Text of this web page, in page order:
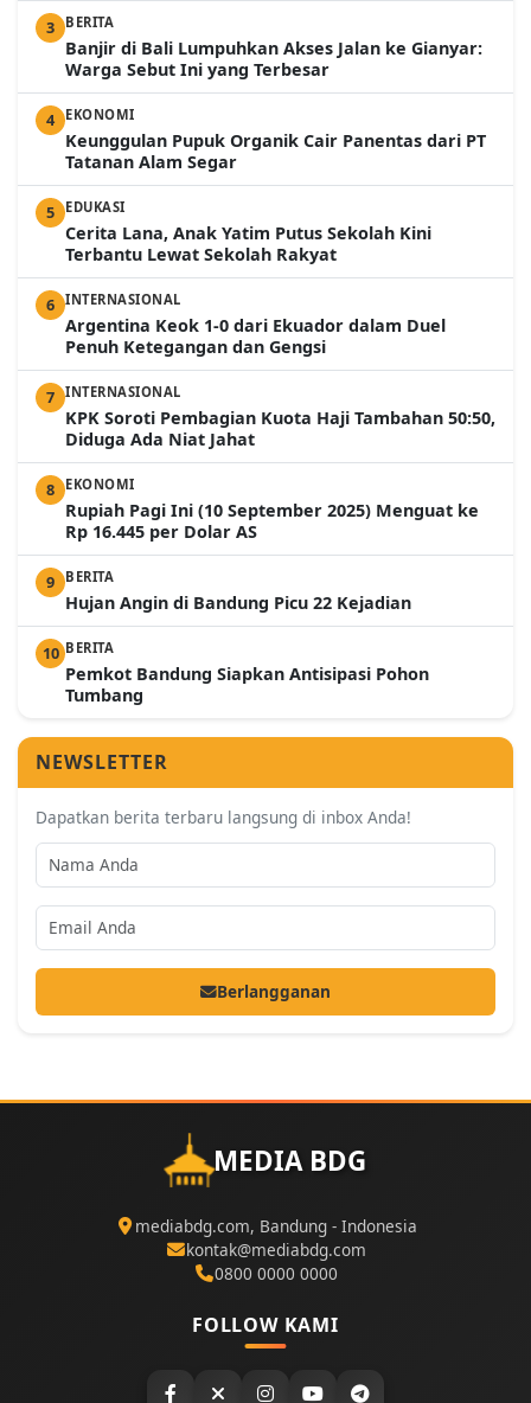
3 BERITA
Banjir di Bali Lumpuhkan Akses Jalan ke Gianyar:
Warga Sebut Ini yang Terbesar
4 EKONOMI
Keunggulan Pupuk Organik Cair Panentas dari PT
Tatanan Alam Segar
5 EDUKASI
Cerita Lana, Anak Yatim Putus Sekolah Kini
Terbantu Lewat Sekolah Rakyat
6 INTERNASIONAL
Argentina Keok 1-0 dari Ekuador dalam Duel
Penuh Ketegangan dan Gengsi
7 INTERNASIONAL
KPK Soroti Pembagian Kuota Haji Tambahan 50:50,
Diduga Ada Niat Jahat
8 EKONOMI
Rupiah Pagi Ini (10 September 2025) Menguat ke
Rp 16.445 per Dolar AS
9 BERITA
Hujan Angin di Bandung Picu 22 Kejadian
10 BERITA
Pemkot Bandung Siapkan Antisipasi Pohon
Tumbang
NEWSLETTER
Dapatkan berita terbaru langsung di inbox Anda!
Berlangganan
MEDIA BDG
mediabdg.com, Bandung - Indonesia
kontak@mediabdg.com
0800 0000 0000
FOLLOW KAMI